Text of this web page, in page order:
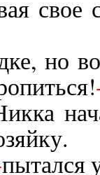
но
пытался